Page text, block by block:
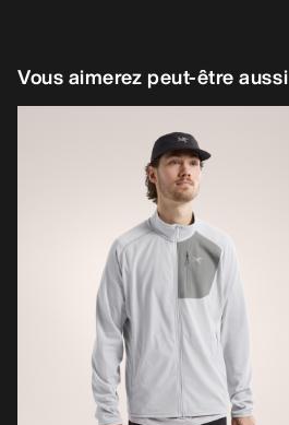
Vous aimerez peut-être aussi